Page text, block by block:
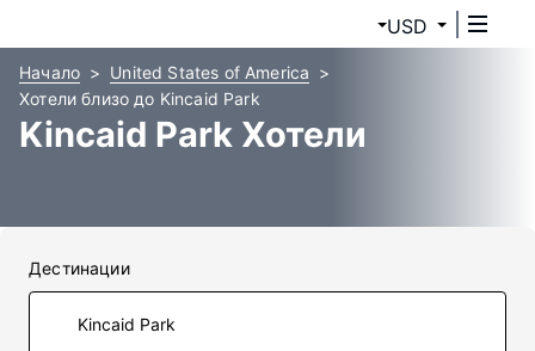
USD
Начало
United States of America
Хотели близо до Kincaid Park
Kincaid Park Хотели
Дестинации